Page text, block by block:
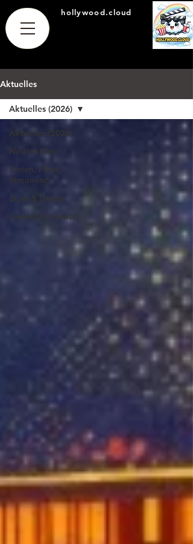
hollywood.cloud
Aktuelles
Aktuelles (2026)
Neu im Kino
Serien, Filme,
Streaming
Stars & Dokus
Awards & Events
Aktuelles (2026)